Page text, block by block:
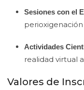
Sesiones con el
Actividades
realidad virtual
Valores de